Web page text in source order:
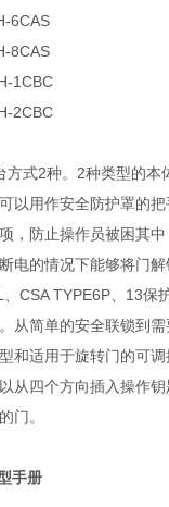
6CAS
8CAS
1CBC
2CBC
方式2种。2种类型的
以用作安全防护罩的把
，防止操作员被困其中
电的情况下能够将门解
CSA TYPE6P、13保
从简单的安全联锁到
和适用于旋转门的可调
从四个方向插入操作钥
门。
手册